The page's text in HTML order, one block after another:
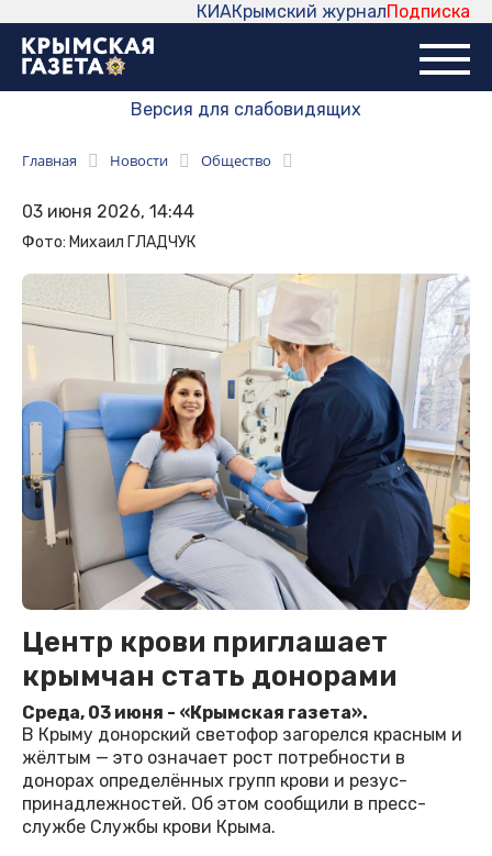
Подписка
Крымский журнал
КИА
Версия для слабовидящих
Главная Новости Общество
03 июня 2026, 14:44
Фото: Михаил ГЛАДЧУК
Центр крови приглашает
крымчан стать донорами
Среда, 03 июня - «Крымская газета».
В Крыму донорский светофор загорелся красным и
жёлтым — это означает рост потребности в
донорах определённых групп крови и резус-
принадлежностей. Об этом сообщили в пресс-
службе Службы крови Крыма.